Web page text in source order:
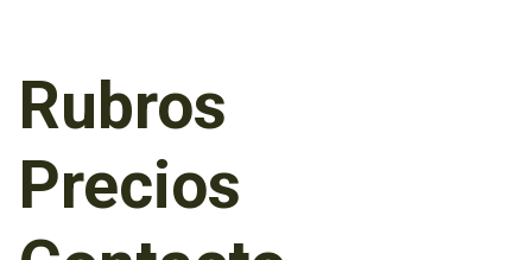
Rubros
Precios